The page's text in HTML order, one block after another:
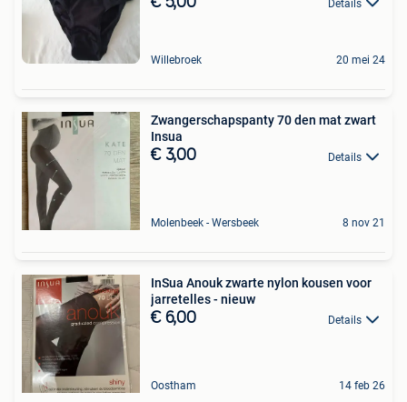
Details
Willebroek 20 mei 24
Zwangerschapspanty 70 den mat zwart
Insua
€ 3,00 Details
Molenbeek - Wersbeek 8 nov 21
InSua Anouk zwarte nylon kousen voor
jarretelles - nieuw
€ 6,00 Details
Oostham 14 feb 26